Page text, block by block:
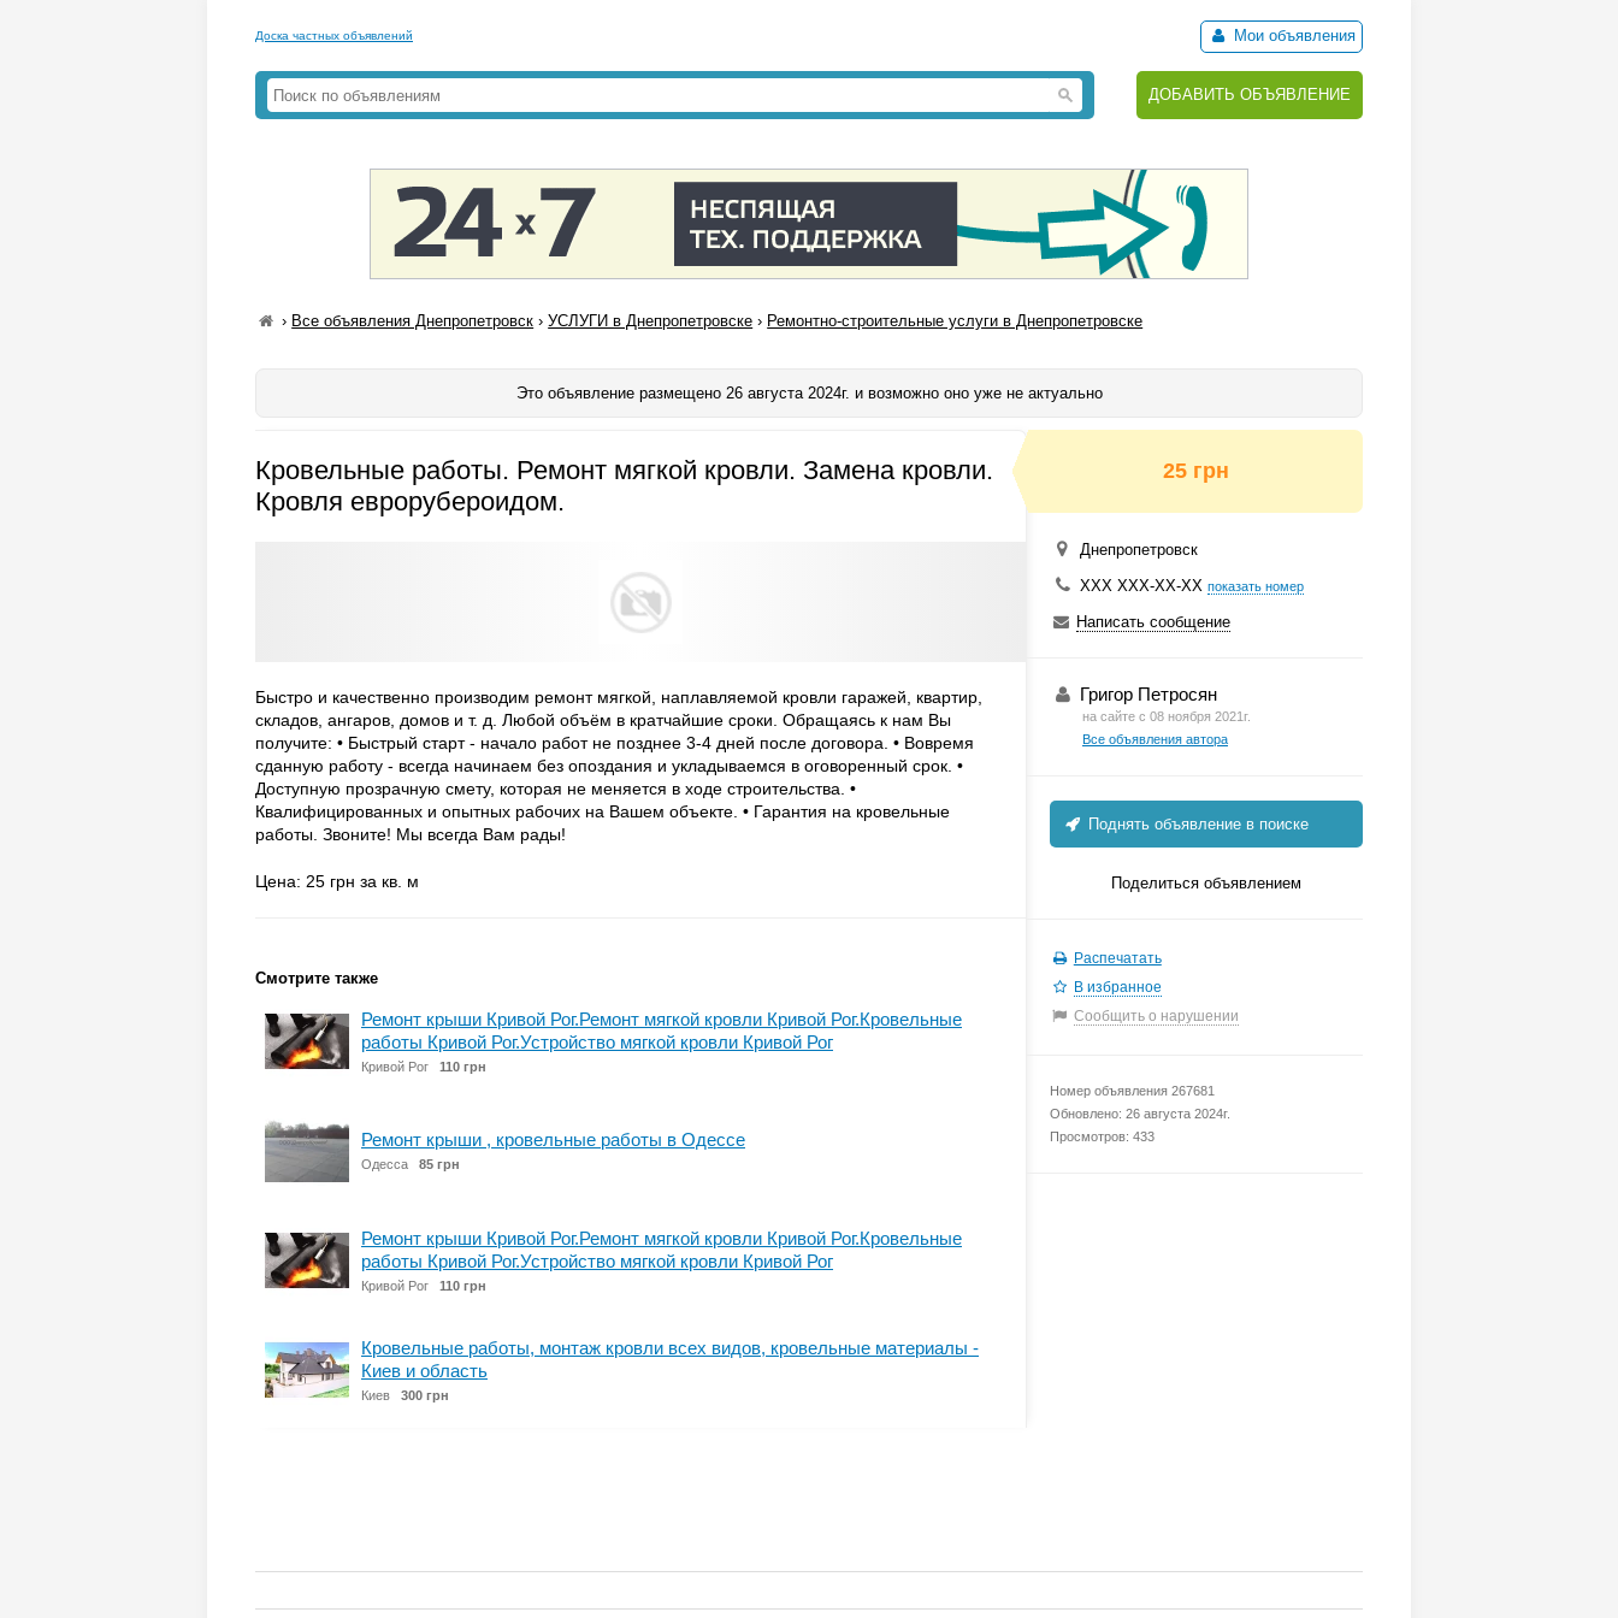
Доска частных объявлений Мои объявления
ДОБАВИТЬ ОБЪЯВЛЕНИЕ
› Все объявления Днепропетровск ›УСЛУГИ в Днепропетровске › Ремонтно-строительные услуги в Днепропетровске
Это объявление размещено 26 августа 2024г. и возможно оно уже не актуально
Кровельные работы. Ремонт мягкой кровли. Замена кровли.
Кровля еврорубероидом.
Быстро и качественно производим ремонт мягкой, наплавляемой кровли гаражей, квартир,
складов, ангаров, домов и т. д. Любой объём в кратчайшие сроки. Обращаясь к нам Вы
получите: • Быстрый старт - начало работ не позднее 3-4 дней после договора. • Вовремя
сданную работу - всегда начинаем без опоздания и укладываемся в оговоренный срок. •
Доступную прозрачную смету, которая не меняется в ходе строительства. •
Квалифицированных и опытных рабочих на Вашем объекте. • Гарантия на кровельные
работы. Звоните! Мы всегда Вам рады!
Цена: 25 грн за кв. м
Смотрите также
Ремонт крыши Кривой Рог.Ремонт мягкой кровли Кривой Рог.Кровельные
работы Кривой Рог.Устройство мягкой кровли Кривой Рог
Кривой Рог 110 грн
Ремонт крыши , кровельные работы в Одессе
Одесса 85 грн
Ремонт крыши Кривой Рог.Ремонт мягкой кровли Кривой Рог.Кровельные
работы Кривой Рог.Устройство мягкой кровли Кривой Рог
Кривой Рог 110 грн
Кровельные работы, монтаж кровли всех видов, кровельные материалы -
Киев и область
Киев 300 грн
25 грн
Днепропетровск
ХХХ ХХХ-ХХ-ХХ показать номер
Написать сообщение
Григор Петросян
на сайте с 08 ноября 2021г.
Все объявления автора
Поднять объявление в поиске
Поделиться объявлением
Распечатать
В избранное
Сообщить о нарушении
Номер объявления 267681
Обновлено: 26 августа 2024г.
Просмотров: 433